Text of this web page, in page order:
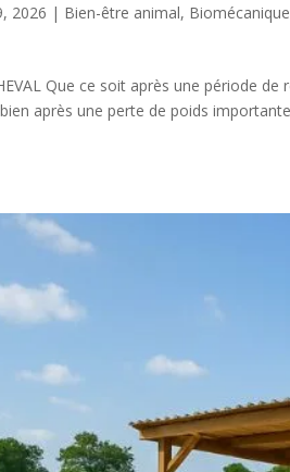
2026 | Bien-être animal,
Que ce soit après une période
après une perte de poids